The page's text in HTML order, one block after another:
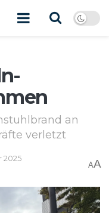
an
verletzt
2025
AA